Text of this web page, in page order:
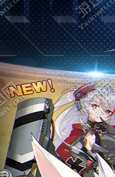
七重星云
角色扮演
查看